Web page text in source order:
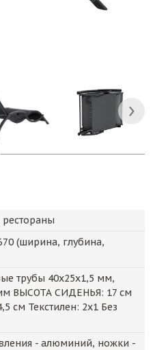
(ширина, глубина,
трубы 40x25x1,5 мм,
ВЫСОТА СИДЕНЬЯ: 17 см
Текстилен: 2x1 Без
- алюминий, ножки -